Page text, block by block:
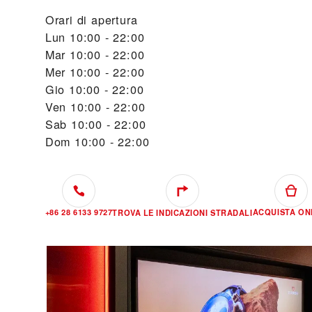
Orari di apertura
Lun 10:00 - 22:00
Mar 10:00 - 22:00
Mer 10:00 - 22:00
Gio 10:00 - 22:00
Ven 10:00 - 22:00
Sab 10:00 - 22:00
Dom 10:00 - 22:00
+86 28 6133 9727TROVA LE INDICAZIONI STRADALIACQUISTA